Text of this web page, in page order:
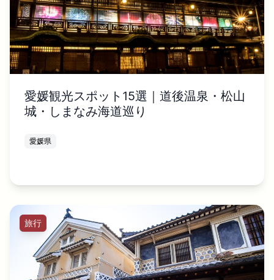
愛媛観光スポット15選｜道後温泉・松山
城・しまなみ海道巡り
愛媛県
旅行